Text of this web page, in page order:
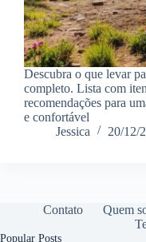
Descubra o que levar
completo. Lista com
recomendações para
e confortável
Jessica
20/12/
Contato Quem
Popular Posts